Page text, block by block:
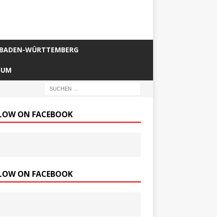
BADEN-WÜRTTEMBERG
ON FACEBOOK
ON FACEBOOK